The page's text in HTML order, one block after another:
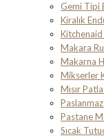
Gemi Tipi
Kiralık
Makara
Makarna
Mikserler
Mısır
Pastane
Sıcak